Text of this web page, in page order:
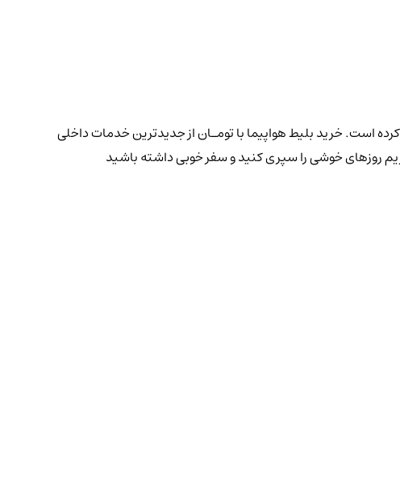
است. خرید بلیط هواپیما با تومـان از جدیدترین خدمات داخلی
روزهای خوشی را سپری کنید و سفر خوبی داشته باشید